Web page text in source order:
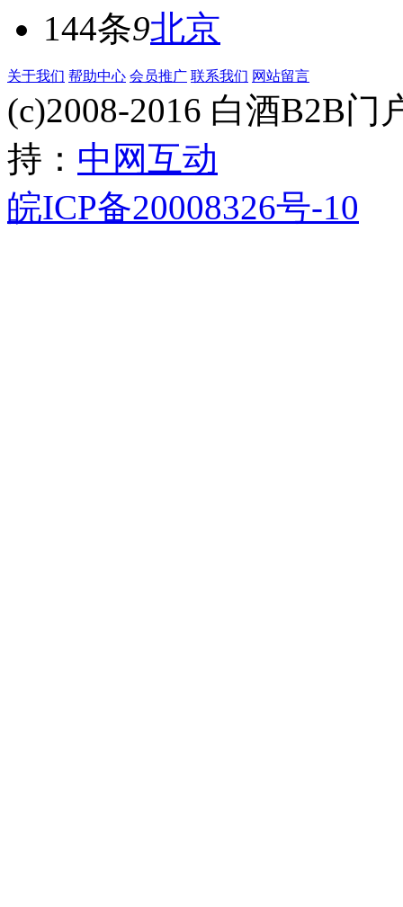
144条9北京
关于我们 帮助中心 会员推广 联系我们 网站留言
(c)2008-2016 白酒B2B门
持： 中网互动
皖ICP备20008326号-10